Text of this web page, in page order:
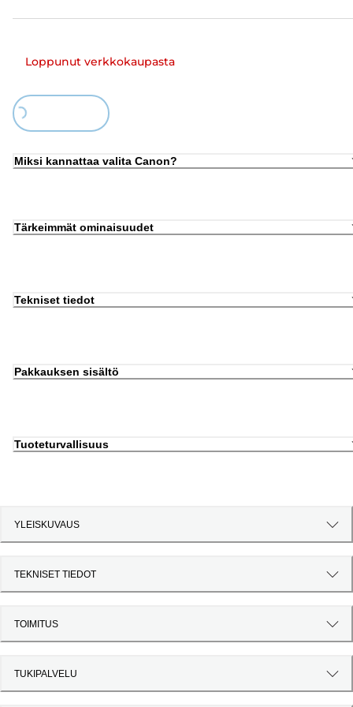
Loppunut verkkokaupasta
Loading...
Miksi kannattaa valita Canon?
Tärkeimmät ominaisuudet
Tekniset tiedot
Pakkauksen sisältö
Tuoteturvallisuus
YLEISKUVAUS
TEKNISET TIEDOT
TOIMITUS
TUKIPALVELU